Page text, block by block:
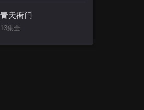
青天衙门
13集全